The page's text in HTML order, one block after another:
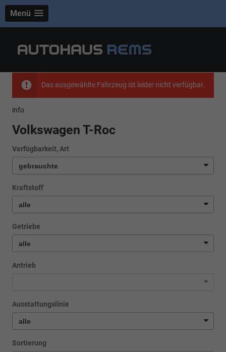
Menü
Das ausgewählte Fahrzeug ist leider nicht verfügbar.
info
Volkswagen T-Roc
Verfügbarkeit, Art
Kraftstoff
Getriebe
Antrieb
Ausstattungslinie
Sortierung